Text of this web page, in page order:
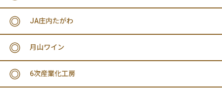
JA庄内たがわ
月山ワイン
6次産業化工房